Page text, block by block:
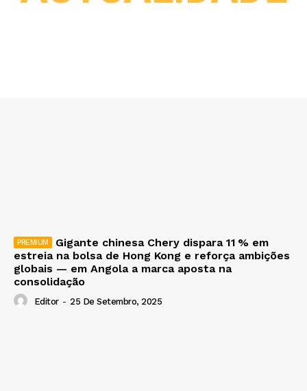
Gigante chinesa Chery dispara 11 % em
estreia na bolsa de Hong Kong e reforça ambições
globais — em Angola a marca aposta na
consolidação
Editor - 25 De Setembro, 2025